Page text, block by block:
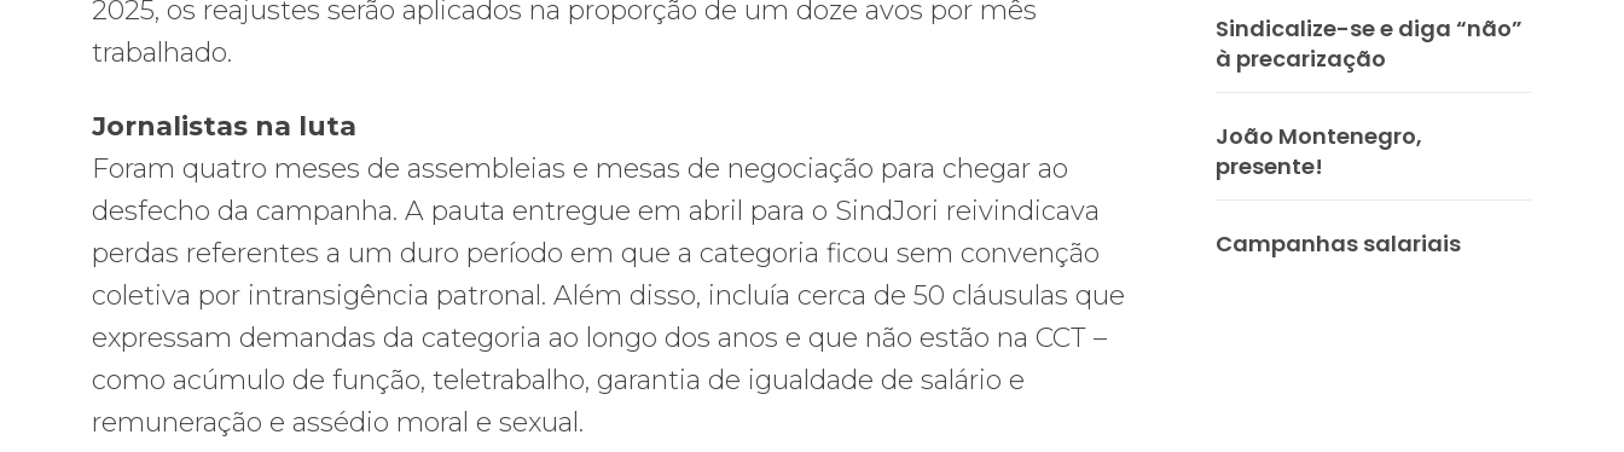
2025, os reajustes serão aplicados na proporção de um doze avos por mês
trabalhado.
Jornalistas na luta
Foram quatro meses de assembleias e mesas de negociação para chegar ao
desfecho da campanha. A pauta entregue em abril para o SindJori reivindicava
perdas referentes a um duro período em que a categoria ficou sem convenção
coletiva por intransigência patronal. Além disso, incluía cerca de 50 cláusulas que
expressam demandas da categoria ao longo dos anos e que não estão na CCT –
como acúmulo de função, teletrabalho, garantia de igualdade de salário e
remuneração e assédio moral e sexual.
Sindicalize-se e diga “não”
à precarização
João Montenegro,
presente!
Campanhas salariais